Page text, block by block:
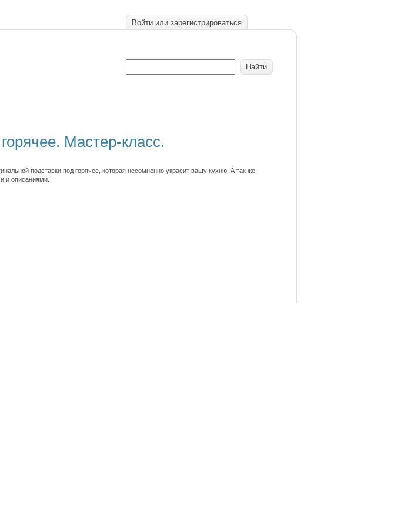
Войти или зарегистрироваться
Мастер-класс.
подставки под горячее, которая несомненно украсит вашу кухню. А так же
и описаниями.